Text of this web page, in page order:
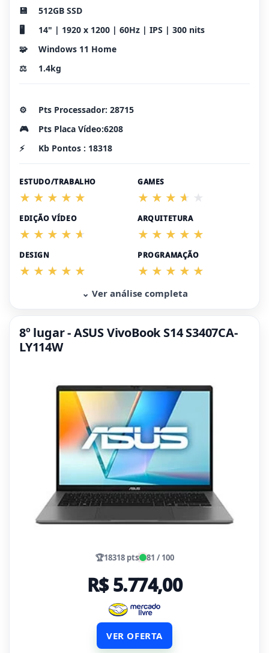
💾
512GB SSD
🖥️
14" | 1920 x 1200 | 60Hz | IPS | 300 nits
🧩
Windows 11 Home
⚖️
1.4kg
⚙️
Pts Processador: 28715
🎮
Pts Placa Vídeo:6208
⚡
Kb Pontos : 18318
ESTUDO/TRABALHO GAMES
EDIÇÃO VÍDEO ARQUITETURA
DESIGN PROGRAMAÇÃO
⌄ Ver análise completa
8º lugar - ASUS VivoBook S14 S3407CA-
LY114W
🏆18318 pts 81 / 100
R$ 5.774,00
VER OFERTA